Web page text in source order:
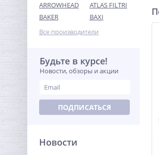
Ниппель редукция 3/4" x
1/2" (НР) никель UNI-FITT
147,20
ARROWHEAD
ATLAS FILTRI
BAKER
BAXI
Все производители
Будьте в курсе!
Новости, обзоры и акции
ПОДПИСАТЬСЯ
Новости